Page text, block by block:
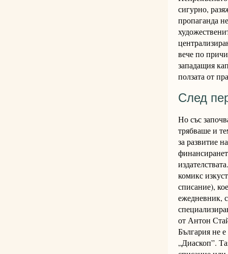
сигурно,
пропаганда
вече по
западащия
ползата от
След
Но със
трябваше и
за развитие
комикс
списание),
ежедневник,
от Антон
България не
„Диаскоп”.